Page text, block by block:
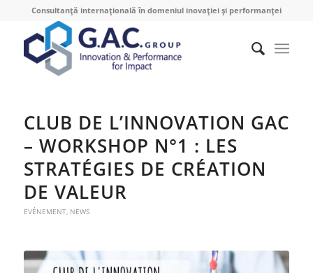
Consultanță internațională în domeniul inovației și performanței
CLUB DE L’INNOVATION GAC
– WORKSHOP N°1 : LES
STRATÉGIES DE CRÉATION
DE VALEUR
EVÉNEMENT, NEWS